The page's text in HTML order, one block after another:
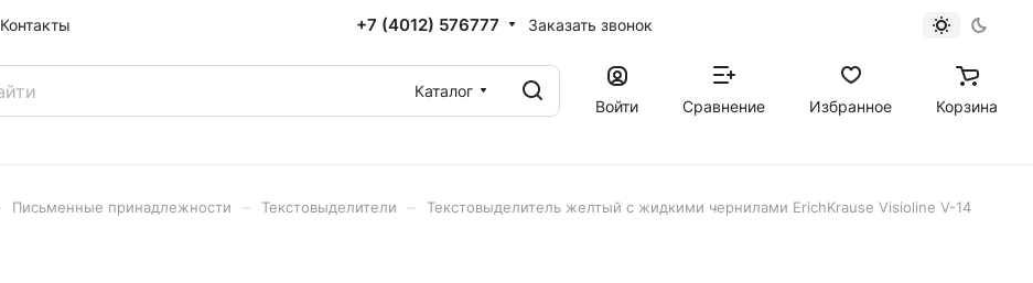
Контакты +7 (4012) 576777 Заказать звонок
Каталог
Войти
Сравнение Избранное Корзина
Письменные принадлежности Текстовыделители
Текстовыделитель желтый с жидкими чернилами ErichKrause Visioline V-14